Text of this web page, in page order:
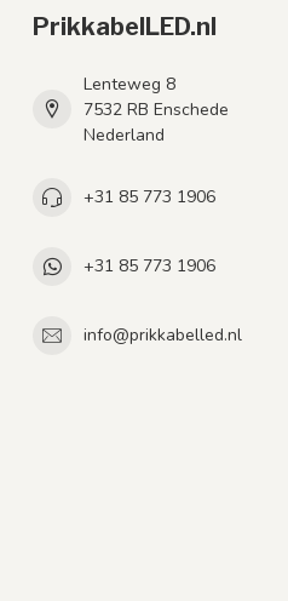
PrikkabelLED.nl
Lenteweg 8
7532 RB Enschede
Nederland
+31 85 773 1906
+31 85 773 1906
info@prikkabelled.nl